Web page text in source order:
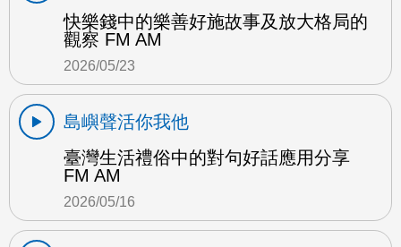
快樂錢中的樂善好施故事及放大格局的
觀察 FM AM
2026/05/23
島嶼聲活你我他
臺灣生活禮俗中的對句好話應用分享
FM AM
2026/05/16